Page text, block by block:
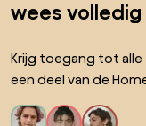
wees volledig
Krijg toegang tot
een deel van de